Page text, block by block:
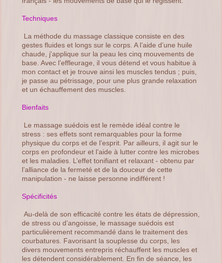
Techniques
La méthode du massage classique consiste en des
gestes fluides et longs sur le corps. A l’aide d’une huile
chaude, j'applique sur la peau les cinq mouvements de
base. Avec l’effleurage, il vous détend et vous habitue à
mon contact et je trouve ainsi les muscles tendus ; puis,
je passe au pétrissage, pour une plus grande relaxation
et un échauffement des muscles.
Bienfaits
Le massage suédois est le remède idéal contre le
stress : ses effets sont remarquables pour la forme
physique du corps et de l’esprit. Par ailleurs, il agit sur le
corps en profondeur et l’aide à lutter contre les microbes
et les maladies. L’effet tonifiant et relaxant - obtenu par
l’alliance de la fermeté et de la douceur de cette
manipulation - ne laisse personne indifférent !
Spécificités
Au-delà de son efficacité contre les états de dépression,
de stress ou d’angoisse, le massage suédois est
particulièrement recommandé dans le traitement des
courbatures. Favorisant la souplesse du corps, les
divers mouvements entrepris réchauffent les muscles et
les détendent considérablement. En fin de séance, les